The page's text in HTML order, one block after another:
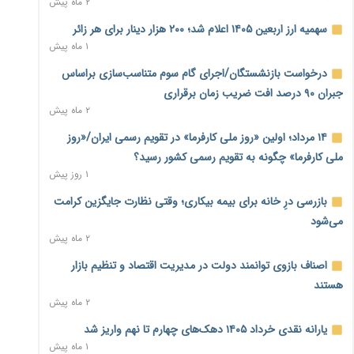
نماینده مجلس: توسعه مرزهای زمینی به راهبرد تأمین کالاهای
اساسی تبدیل شود
۱ روز پیش
خانه کارگر قزوین: شکاف دستمزد و هزینه معیشت هر روز عمیق‌تر
می‌شود
۱ روز پیش
رئیس سازمان امور مالیاتی: بلاگرهای پردرآمد مشمول پرداخت
مالیات هستند
۱ روز پیش
پیش‌بینی افزایش تولید برنج؛ نیاز وارداتی کشور به ۵۰۰ هزار تن
کاهش می‌یابد
۱ روز پیش
میلیارد دلاری
۱ روز پیش
اختیارات جدید گمرکات برای تمدید ورود موقت کالا و خودرو تا
سهمیه ارز اربعین ۱۴۰۵ اعلام شد؛ ۲۰۰ هزار دینار برای هر زائر
۱ ماه پیش
درخواست بازنشستگان/اجرای گام سوم متناسب‌سازی براساس
جبران ۹۰ درصد افت ضریب زمان برقراری
۲ ماه پیش
۱۴ مرداد؛ اولین «روز ملی کارفرما» در تقویم رسمی ایران/«روز
ملی کارفرما» چگونه به تقویم رسمی کشور رسید؟
۱ روز پیش
بازرسی درِ خانه برای بیمه بیکاری؛ وقتی نظارت جایگزین کرامت
می‌شود
۲ ماه پیش
اصناف بازوی توانمند دولت در مدیریت اقتصاد و تنظیم بازار
هستند
۲ ماه پیش
یارانه نقدی خرداد ۱۴۰۵ دهک‌های چهارم تا نهم واریز شد
۱ ماه پیش